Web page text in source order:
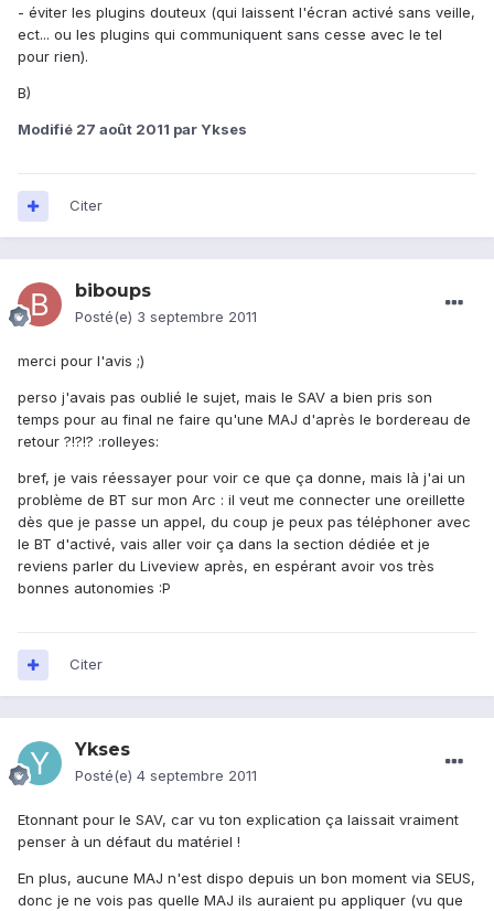
- éviter les plugins douteux (qui laissent l'écran activé sans veille,
ect... ou les plugins qui communiquent sans cesse avec le tel
pour rien).
B)
Modifié 27 août 2011 par Ykses
Citer
biboups
Posté(e) 3 septembre 2011
merci pour l'avis ;)
perso j'avais pas oublié le sujet, mais le SAV a bien pris son
temps pour au final ne faire qu'une MAJ d'après le bordereau de
retour ?!?!? :rolleyes:
bref, je vais réessayer pour voir ce que ça donne, mais là j'ai un
problème de BT sur mon Arc : il veut me connecter une oreillette
dès que je passe un appel, du coup je peux pas téléphoner avec
le BT d'activé, vais aller voir ça dans la section dédiée et je
reviens parler du Liveview après, en espérant avoir vos très
bonnes autonomies :P
Citer
Ykses
Posté(e) 4 septembre 2011
Etonnant pour le SAV, car vu ton explication ça laissait vraiment
penser à un défaut du matériel !
En plus, aucune MAJ n'est dispo depuis un bon moment via SEUS,
donc je ne vois pas quelle MAJ ils auraient pu appliquer (vu que